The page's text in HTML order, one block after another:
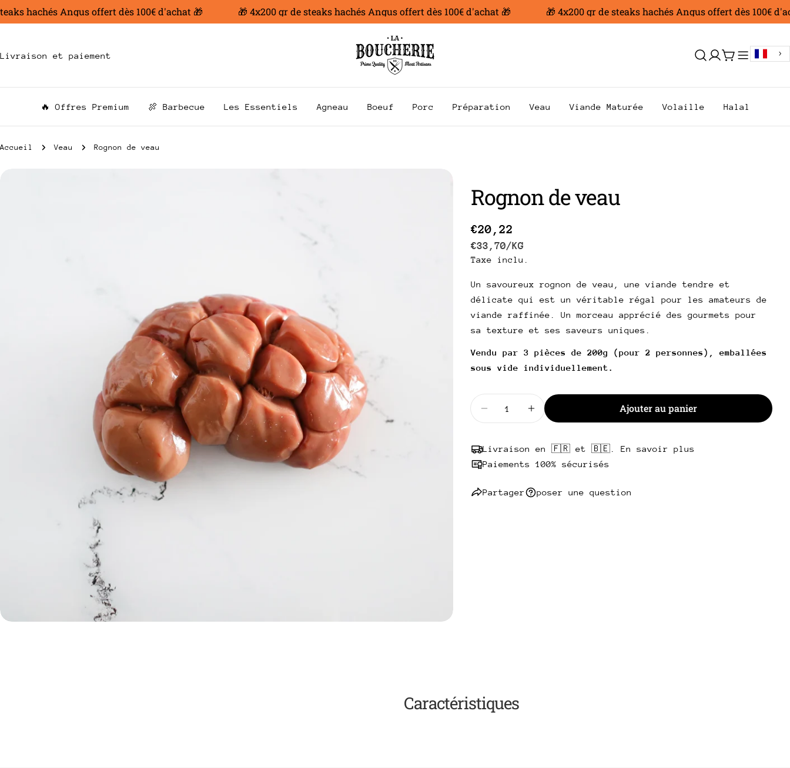
Aller
au
hachés Angus offert dès 100€ d'achat 🎁 🎁 4x200 gr de steaks hachés Angus offert dès 100€ d'achat 🎁 🎁 4x200 gr de steaks hachés Angus offert dès 100€
Livraison et paiement
Se
Chariot
🔥 Offres Premium 🍖 Barbecue Les Essentiels Agneau Boeuf Porc Préparation Veau Viande Maturée Volaille Halal
Accueil Veau Rognon de veau
le média 0 en mode modal
Rognon de veau
Prix
​​
habituel
€20,22
PRIX
€33,70/PAR
KG
Taxe inclu.
Un savoureux rognon de veau, une viande tendre et
délicate qui est un véritable régal pour les amateurs de
viande raffinée. Un morceau apprécié des gourmets pour
sa texture et ses saveurs uniques.
Vendu par 3 pièces de 200g (pour 2 personnes), emballées
sous vide individuellement.
Diminuer la quantité pour Rognon de veau
Augmenter la quantité pour Rognon de veau
Ajouter au panier
Livraison en 🇫🇷 et 🇧🇪. En savoir plus
Paiements 100% sécurisés
Partager
Partager ce produit
Partager
Copie
Partager
Facebook
X
Pinterest
poser une question
poser une question
Votre
nom
Votre
message
Envoyer une question
Caractéristiques